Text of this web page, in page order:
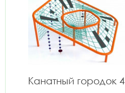
Канатный городок 4